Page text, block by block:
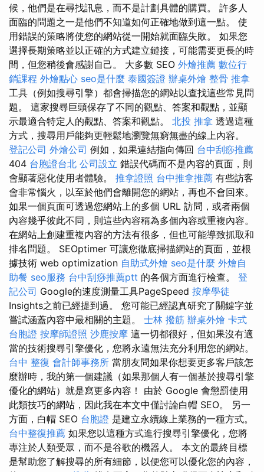
候，他們是在尋找訊息，而不是計劃具體的購買。 許多人
面臨的問題之一是他們不知道如何正確地做到這一點。 使
用錯誤的策略將使您的網站從一開始就面臨失敗。 如果您
選擇長期策略並以正確的方式建立鏈接，可能需要更長的時
間，但您稍後會感謝自己。 大多數 SEO 外燴推薦 數位行
銷課程 外燴點心 seo是什麼 泰國簽證 辦桌外燴 整骨 推拿
工具（例如搜尋引擎）都會掃描您的網站以查找這些常見問
題。 這家搜尋巨頭保存了不同的觀點、答案和觀點，並顯
示最適合特定人的觀點、答案和觀點。 北投 推拿 透過這種
方式，搜尋用戶能夠更輕鬆地瀏覽無窮無盡的線上內容。
登記公司 外燴公司 例如，如果連結指向傳回 台中刮痧推薦
404 台胞證台北 公司設立 錯誤代碼而不是內容的頁面，則
會顯著惡化使用者體驗。 推拿證照 台中推拿推薦 有些訪客
會非常惱火，以至於他們會離開您的網站，再也不會回來。
如果一個頁面可透過您網站上的多個 URL 訪問，或者兩個
內容幾乎彼此不同，則這些內容稱為多個內容或重複內容。
在網站上創建重複內容的方法有很多，但也可能導致抓取和
排名問題。 SEOptimer 可讓您徹底掃描網站的頁面，並根
據技術 web optimization 自助式外燴 seo是什麼 外燴自
助餐 seo服務 台中刮痧推薦ptt 的各個方面進行檢查。 登
記公司 Google的速度測量工具PageSpeed 按摩學徒
Insights之前已經提到過。 您可能已經認真研究了關鍵字並
嘗試涵蓋內容中最相關的主題。 士林 撥筋 辦桌外燴 卡式
台胞證 按摩師證照 沙鹿按摩 這一切都很好，但如果沒有適
當的技術搜尋引擎優化，您將永遠無法充分利用您的網站。
台中 整復 會計師事務所 當朋友問如果你想要更多客戶該怎
麼辦時，我的第一個建議（如果那個人有一個基於搜尋引擎
優化的網站）就是寫更多內容！ 由於 Google 會懲罰使用
此類技巧的網站，因此我在本文中僅討論白帽 SEO。 另一
方面，白帽 SEO 台胞證 是建立永續線上業務的一種方式。
台中整復推薦 如果您以這種方式進行搜尋引擎優化，您將
專注於人類受眾，而不是谷歌的機器人。 本文的最終目標
是幫助您了解搜尋的所有細節，以便您可以優化您的內容，